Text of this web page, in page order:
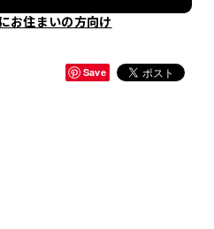
お住まいの方向け
Save